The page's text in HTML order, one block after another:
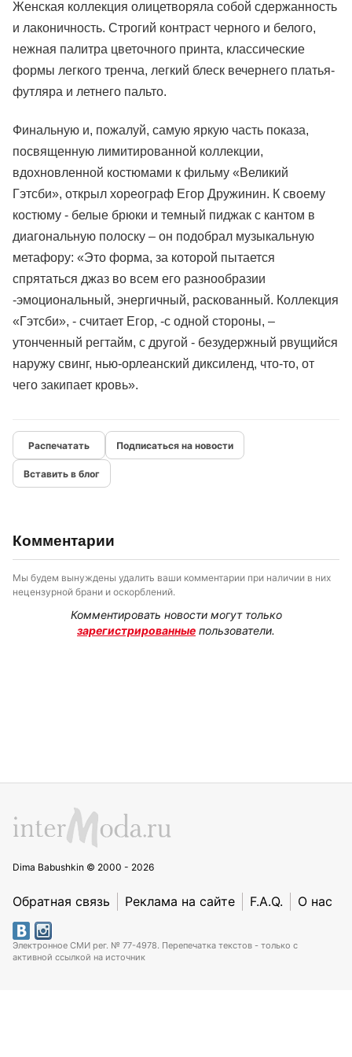
Женская коллекция олицетворяла собой сдержанность
и лаконичность. Строгий контраст черного и белого,
нежная палитра цветочного принта, классические
формы легкого тренча, легкий блеск вечернего платья-
футляра и летнего пальто.
Финальную и, пожалуй, самую яркую часть показа,
посвященную лимитированной коллекции,
вдохновленной костюмами к фильму «Великий
Гэтсби», открыл хореограф Егор Дружинин. К своему
костюму - белые брюки и темный пиджак с кантом в
диагональную полоску – он подобрал музыкальную
метафору: «Это форма, за которой пытается
спрятаться джаз во всем его разнообразии
-эмоциональный, энергичный, раскованный. Коллекция
«Гэтсби», - считает Егор, -с одной стороны, –
утонченный регтайм, с другой - безудержный рвущийся
наружу свинг, нью-орлеанский диксиленд, что-то, от
чего закипает кровь».
Подписаться на новости
Вставить в блог
Комментарии
Мы будем вынуждены удалить ваши комментарии при наличии в них
нецензурной брани и оскорблений.
Комментировать новости могут только
зарегистрированные пользователи.
Dima Babushkin © 2000 - 2026
Обратная связь Реклама на сайте F.A.Q. О нас
Электронное СМИ рег. № 77-4978. Перепечатка текстов - только с
активной ссылкой на источник